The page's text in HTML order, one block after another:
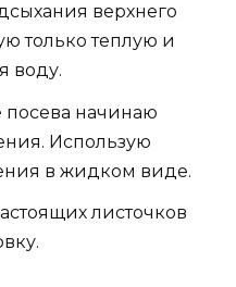
верхнего
только теплую и
воду.
посева начинаю
Использую
в жидком виде.
листочков